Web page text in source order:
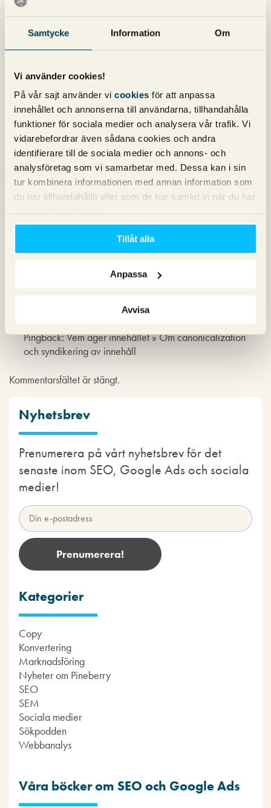
Samtycke Information Om
Vi använder cookies!
På vår sajt använder vi cookies för att anpassa
innehållet och annonserna till användarna, tillhandahålla
funktioner för sociala medier och analysera vår trafik. Vi
vidarebefordrar även sådana cookies och andra
identifierare till de sociala medier och annons- och
analysföretag som vi samarbetar med. Dessa kan i sin
tur kombinera informationen med annan information som
du har tillhandahållit eller som de har samlat in när du har
Tillåt alla
Anpassa
Avvisa
realistiskt.
Den kanske viktigaste aspekten för företag utifrån ett SEO
perspektiv är ett unikt innehåll. Om detta indexeras på
där betydligt, betydligt oftare så blir innehållet bara
duplicate content på kundens hemsida.
Med en rel=canonical skulle kunden bli tilldelad
innehållet, men det skulle samtidigt innebära katastrof för
Mynewsdesk. Det finns ju en anledning till att
Mynewsdesk har PR 7, och den anledningen skulle
försvinna i samma ögonblick. 545.000 sidor skulle
plötsligt bara vara duplicerat innehåll, och bestraffningen
vet både du och jag skulle vara rätt omfattande!
Alltså – Inget bra alternativ för er Dojan 🙂
Allt gott!
Pingback: Vem äger innehållet » Om canonicalization
och syndikering av innehåll
Kommentarsfältet är stängt.
Nyhetsbrev
Prenumerera på vårt nyhetsbrev för det
senaste inom SEO, Google Ads och sociala
medier!
Kategorier
Copy
Konvertering
Marknadsföring
Nyheter om Pineberry
SEO
SEM
Sociala medier
Sökpodden
Webbanalys
Våra böcker om SEO och Google Ads